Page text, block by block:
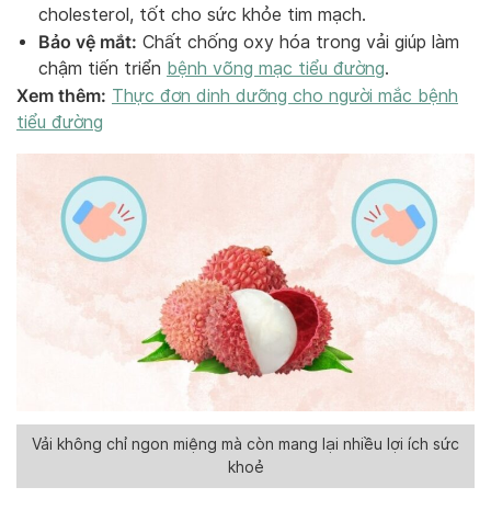
cholesterol, tốt cho sức khỏe tim mạch.
Bảo vệ mắt: Chất chống oxy hóa trong vải giúp làm
chậm tiến triển bệnh võng mạc tiểu đường.
Xem thêm: Thực đơn dinh dưỡng cho người mắc bệnh
tiểu đường
Vải không chỉ ngon miệng mà còn mang lại nhiều lợi ích sức
khoẻ